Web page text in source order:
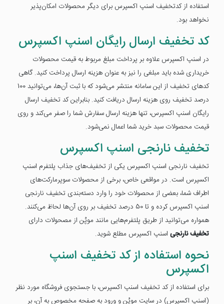
استفاده از کدتخفیف اسنپ اکسپرس برای دیگر محصولات امکان‌پذیر
نخواهد بود.
کد تخفیف ارسال رایگان اسنپ اکسپرس
در اسنپ اکسپرس علاوه بر پرداخت مبلغ مربوط به قیمت محصولات
خریداری شده باید مبلغی را نیز به عنوان هزینه ارسال پرداخت کنید. گاهی
کدهای تخفیف از این سامانه منتشر می‌شود که با ثبت آن‌ها، می‌توانید 100
درصد تخفیف روی هزینه ارسال دریافت کنید. بنابراین کد تخفیف ارسال
رایگان اسنپ اکسپرس، تنها هزینه ارسال سفارش شما را صفر می‌کند و روی
قیمت محصولات سبد خرید شما اعمال نمی‌شود.
تخفیف نارنجی اسنپ اکسپرس
تخفیف نارنجی اسنپ اکسپرس یکی از تخفیف‌های جذاب پلتفرم اسنپ
اکسپرس است. در مواقعی خاص، برخی از محصولات سوپرمارکت‌های
اطراف شما، بعضی از محصولات خود را وارد دسته‌بندی تخفیف نارنجی
اسنپ اکسپرس کرده و تا 50 درصد تخفیف بر روی آن‌ها لحاظ می‌کنند.
همواره می‌توانید از طریق پلتفرم‌هایی مانند موپُن از مصحولات دارای
تخفیف نارنجی اسنپ اکسپرس مطلع شوید.
نحوه استفاده از کد تخفیف اسنپ
اکسپرس
برای استفاده از کد تخفیف اسنپ اکسپرس، با جستجوی فروشگاه مورد نظر
(اسنپ اکسپرس) در سایت موپُن و ورود به صفحه مخصوص به آن، بر